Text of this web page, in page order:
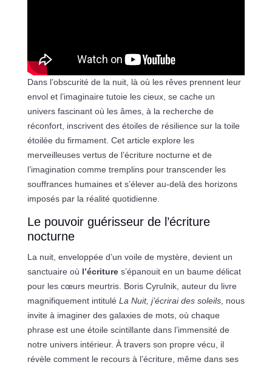
Dans l’obscurité de la nuit, là où les rêves prennent leur
envol et l’imaginaire tutoie les cieux, se cache un
univers fascinant où les âmes, à la recherche de
réconfort, inscrivent des étoiles de résilience sur la toile
étoilée du firmament. Cet article explore les
merveilleuses vertus de l’écriture nocturne et de
l’imagination comme tremplins pour transcender les
souffrances humaines et s’élever au-delà des horizons
imposés par la réalité quotidienne.
Le pouvoir guérisseur de l’écriture
nocturne
La nuit, enveloppée d’un voile de mystère, devient un
sanctuaire où l’écritures’épanouit en un baume délicat
pour les cœurs meurtris. Boris Cyrulnik, auteur du livre
magnifiquement intitulé La Nuit, j’écrirai des soleils, nous
invite à imaginer des galaxies de mots, où chaque
phrase est une étoile scintillante dans l’immensité de
notre univers intérieur. À travers son propre vécu, il
révèle comment le recours à l’écriture, même dans ses